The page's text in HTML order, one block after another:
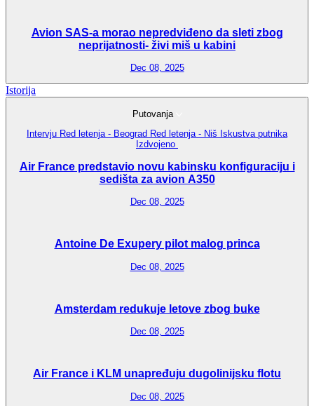
Avion SAS-a morao nepredviđeno da sleti zbog
neprijatnosti- živi miš u kabini
Dec 08, 2025
Istorija
Putovanja
Intervju Red letenja - Beograd Red letenja - Niš Iskustva putnika
Izdvojeno
Air France predstavio novu kabinsku konfiguraciju i
sedišta za avion A350
Dec 08, 2025
Antoine De Exupery pilot malog princa
Dec 08, 2025
Amsterdam redukuje letove zbog buke
Dec 08, 2025
Air France i KLM unapređuju dugolinijsku flotu
Dec 08, 2025